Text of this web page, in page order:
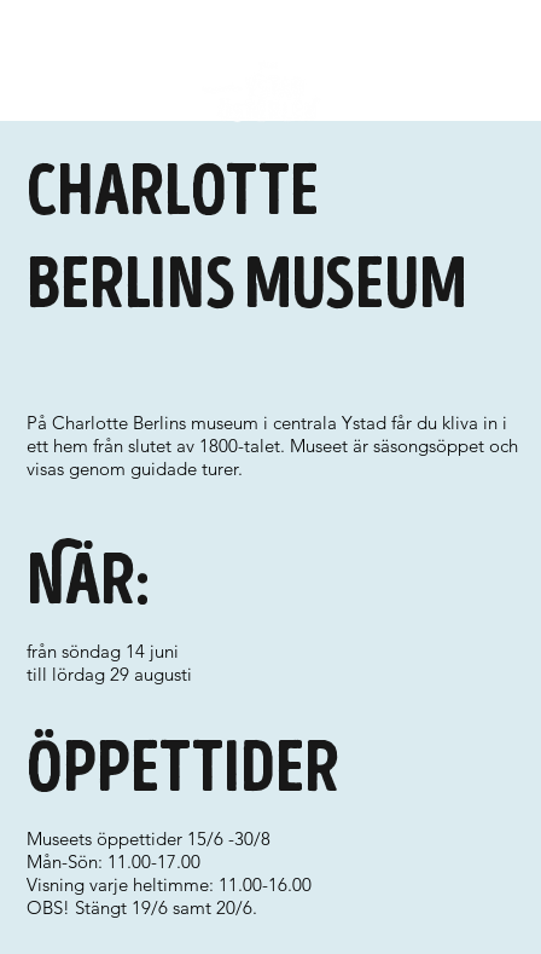
Charlotte
Berlins museum
På Charlotte Berlins museum i centrala Ystad får du kliva in i
ett hem från slutet av 1800-talet. Museet är säsongsöppet och
visas genom guidade turer.
När:
från söndag 14 juni
till lördag 29 augusti
Öppettider
Museets öppettider 15/6 -30/8
Mån-Sön: 11.00-17.00
Visning varje heltimme: 11.00-16.00
OBS! Stängt 19/6 samt 20/6.